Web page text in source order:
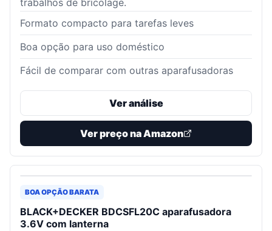
trabalhos de bricolage.
Formato compacto para tarefas leves
Boa opção para uso doméstico
Fácil de comparar com outras aparafusadoras
Ver análise
Ver preço na Amazon
BOA OPÇÃO BARATA
BLACK+DECKER BDCSFL20C aparafusadora
3.6V com lanterna